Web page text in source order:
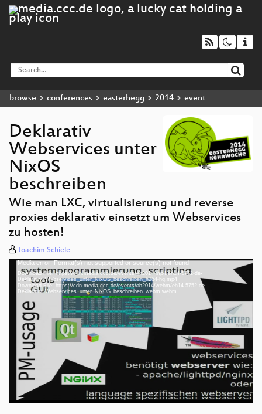
browse conferences easterhegg 2014 event
Deklarativ
Webservices unter
NixOS
beschreiben
Wie man LXC, virtualisierung und reverse
proxies deklarativ einsetzt um Webservices
zu hosten!
Joachim Schiele
Video
Player
Media error: Format(s) not supported or source(s) not found
Download File: https://cdn.media.ccc.de/events/eh2014/mp4/eh14-5752-de-
Deklarativ_Webservices_unter_NixOS_beschreiben_h264-hq.mp4
Download File: https://cdn.media.ccc.de/events/eh2014/webm/eh14-5752-de-
Deklarativ_Webservices_unter_NixOS_beschreiben_webm.webm
eng 360p (mp4)
eng 360p (webm)